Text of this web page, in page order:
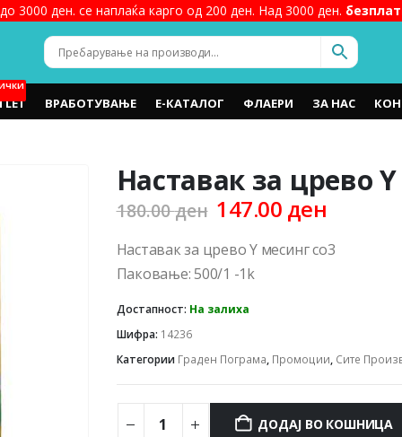
3000 ден. се наплаќа карго од 200 ден. Над 3000 ден.
ВРАБОТУВАЊЕ Е-КАТАЛОГ ФЛАЕРИ ЗА НАС
Наставак за црево
180.00ден Original
was:
180.00 ден.
147.00 ден
is:
Наставак за црево Y месинг со3
Паковање: 500/1 -1k
Достапност: На залиха
Шифра: 14236
Категории Граден Пограма, Промоции, Сите
ДОДАЈ ВО КОШНИЦА